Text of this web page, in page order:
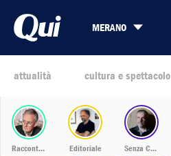
MERANO
attualità cultura e spettacolo
Racconti dalla Bassa Editoriale Senza Confini